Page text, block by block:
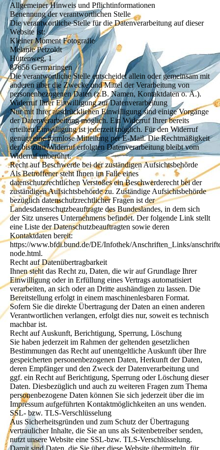
Allgemeiner Hinweis und Pflichtinformationen
Benennung der verantwortlichen Stelle
Die verantwortliche Stelle für die Datenverarbeitung auf dieser
Website ist:
Kleiner Moment Fotografie
Melanie Petzoldt
Hüttenweg, 1
87656 Germaringen
Die verantwortliche Stelle entscheidet allein oder gemeinsam mit
anderen über die Zwecke und Mittel der Verarbeitung von
personenbezogenen Daten (z.B. Namen, Kontaktdaten o. Ä.).
Widerruf Ihrer Einwilligung zur Datenverarbeitung
Nur mit Ihrer ausdrücklichen Einwilligung sind einige Vorgänge
der Datenverarbeitung möglich. Ein Widerruf Ihrer bereits
erteilten Einwilligung ist jederzeit möglich. Für den Widerruf
genügt eine formlose Mitteilung per E-Mail. Die Rechtmäßigkeit
der bis zum Widerruf erfolgten Datenverarbeitung bleibt vom
Widerruf unberührt.
Recht auf Beschwerde bei der zuständigen Aufsichtsbehörde
Als Betroffener steht Ihnen im Falle eines
datenschutzrechtlichen Verstoßes ein Beschwerderecht bei der
zuständigen Aufsichtsbehörde zu. Zuständige Aufsichtsbehörde
bezüglich datenschutzrechtlicher Fragen ist der
Landesdatenschutzbeauftragte des Bundeslandes, in dem sich
der Sitz unseres Unternehmens befindet. Der folgende Link stellt
eine Liste der Datenschutzbeauftragten sowie deren
Kontaktdaten bereit:
https://www.bfdi.bund.de/DE/Infothek/Anschriften_Links/
node.html.
Recht auf Datenübertragbarkeit
Ihnen steht das Recht zu, Daten, die wir auf Grundlage Ihrer
Einwilligung oder in Erfüllung eines Vertrags automatisiert
verarbeiten, an sich oder an Dritte aushändigen zu lassen. Die
Bereitstellung erfolgt in einem maschinenlesbaren Format.
Sofern Sie die direkte Übertragung der Daten an einen anderen
Verantwortlichen verlangen, erfolgt dies nur, soweit es technisch
machbar ist.
Recht auf Auskunft, Berichtigung, Sperrung, Löschung
Sie haben jederzeit im Rahmen der geltenden gesetzlichen
Bestimmungen das Recht auf unentgeltliche Auskunft über Ihre
gespeicherten personenbezogenen Daten, Herkunft der Daten,
deren Empfänger und den Zweck der Datenverarbeitung und
ggf. ein Recht auf Berichtigung, Sperrung oder Löschung dieser
Daten. Diesbezüglich und auch zu weiteren Fragen zum Thema
personenbezogene Daten können Sie sich jederzeit über die im
Impressum aufgeführten Kontaktmöglichkeiten an uns wenden.
SSL- bzw. TLS-Verschlüsselung
Aus Sicherheitsgründen und zum Schutz der Übertragung
vertraulicher Inhalte, die Sie an uns als Seitenbetreiber senden,
nutzt unsere Website eine SSL-bzw. TLS-Verschlüsselung.
Damit sind Daten, die Sie über diese Website übermitteln, für